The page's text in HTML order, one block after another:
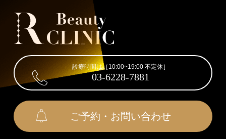
診療時間は［10:00~19:00 不定休］
03-6228-7881
ご予約・お問い合わせ